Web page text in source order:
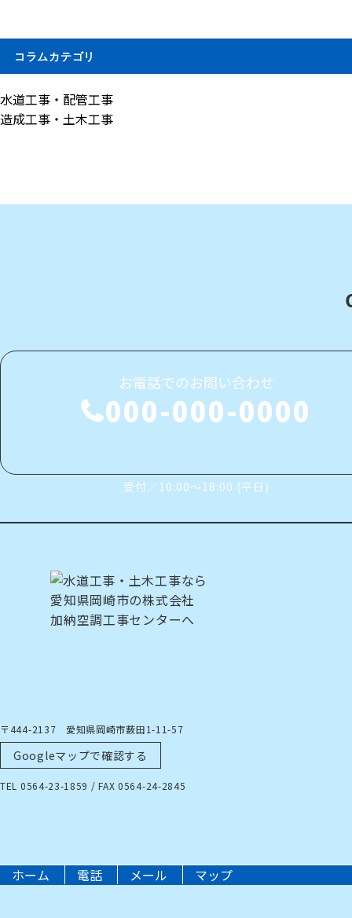
コラムカテゴリ
水道工事・配管工事
造成工事・土木工事
お電話でのお問い合わせ
000-000-0000
受付／10:00～18:00 (平日)
〒444-2137 愛知県岡崎市薮田1-11-57
Googleマップで確認する
TEL 0564-23-1859 / FAX 0564-24-2845
ホーム 電話 メール マップ